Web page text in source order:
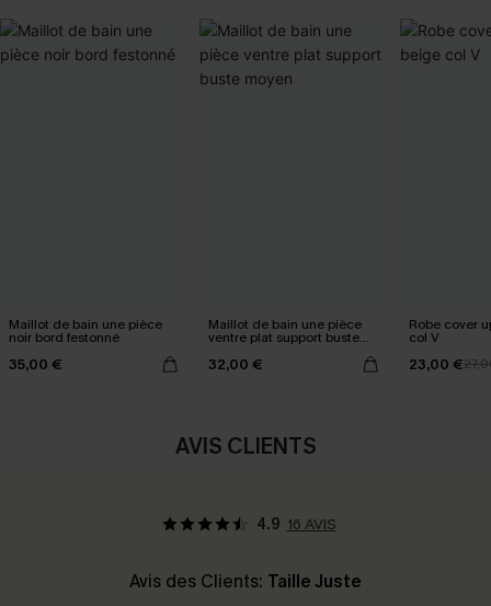
Maillot de bain une pièce
noir bord festonné
35,00 €
Maillot de bain une pièce
ventre plat support buste
32,00 €
Robe cover
col V
23,00 €
AVIS CLIENTS
4.9 16 AVIS
Avis des Clients: Taille Juste